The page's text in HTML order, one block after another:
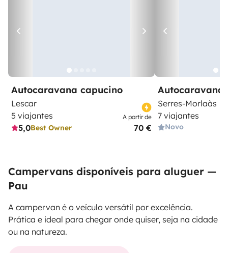
Autocaravana capucino
Lescar
5 viajantes
5,0Best Owner
A partir de
70 €
Autocaravana
Serres-Morlaàs
7 viajantes
Novo
Campervans disponíveis para aluguer —
Pau
A campervan é o veículo versátil por excelência.
Prática e ideal para chegar onde quiser, seja na cidade
ou na natureza.